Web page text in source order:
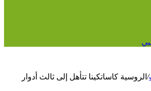
/ الروسية كاساتكينا تتأهل إلى ثالث أدوار